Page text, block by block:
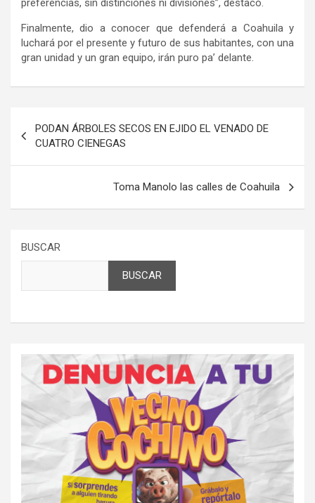
preferencias, sin distinciones ni divisiones”, destacó.
Finalmente, dio a conocer que defenderá a Coahuila y
luchará por el presente y futuro de sus habitantes, con una
gran unidad y un gran equipo, irán puro pa’ delante.
Navegación
de
entradas
PODAN ÁRBOLES SECOS EN EJIDO EL VENADO DE
CUATRO CIENEGAS
Toma Manolo las calles de Coahuila
BUSCAR
BUSCAR